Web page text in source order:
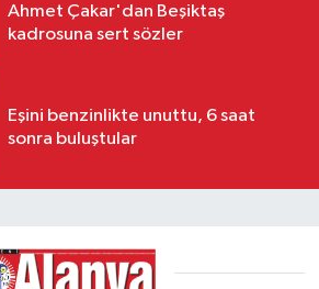
Ahmet Çakar'dan Beşiktaş
kadrosuna sert sözler
Eşini benzinlikte unuttu, 6 saat
sonra buluştular